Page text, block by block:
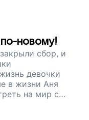
новому!
сбор, и
девочки
в жизни Аня
на мир с
вашу поддержку